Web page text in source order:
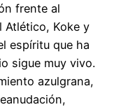
frente al
Atlético, Koke y
espíritu que ha
sigue muy vivo.
azulgrana,